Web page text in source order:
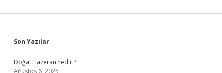
Sidebar
Son Yazılar
Doğal Hazeran nedir ?
Ağustos 6, 2026